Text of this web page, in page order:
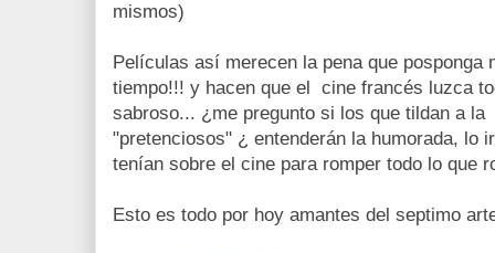
mismos)
Películas así merecen la pena que
tiempo!!! y hacen que el cine francés luzca
sabroso... ¿me pregunto si los que tildan a
"pretenciosos" ¿ entenderán la humorada, lo
tenían sobre el cine para romper todo lo que
Esto es todo por hoy amantes del septimo